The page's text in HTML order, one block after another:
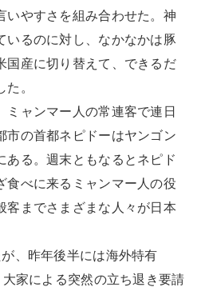
いやすさを組み合わせた。神
いるのに対し、なかなかは豚
国産に切り替えて、できるだ
。
ミャンマー人の常連客で連日
市の首都ネピドーはヤンゴン
ある。週末ともなるとネピド
食べに来るミャンマー人の役
客までさまざまな人々が日本
、昨年後半には海外特有
大家による突然の立ち退き要請